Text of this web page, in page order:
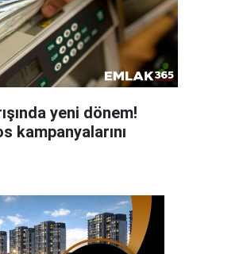
yeni dönem!
kampanyalarını